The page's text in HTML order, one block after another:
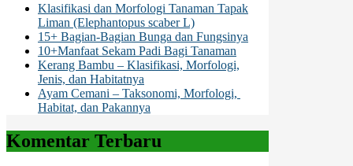
Klasifikasi dan Morfologi Tanaman Tapak
Liman (Elephantopus scaber L)
15+ Bagian-Bagian Bunga dan Fungsinya
10+Manfaat Sekam Padi Bagi Tanaman
Kerang Bambu – Klasifikasi, Morfologi,
Jenis, dan Habitatnya
Ayam Cemani – Taksonomi, Morfologi,
Habitat, dan Pakannya
Komentar Terbaru